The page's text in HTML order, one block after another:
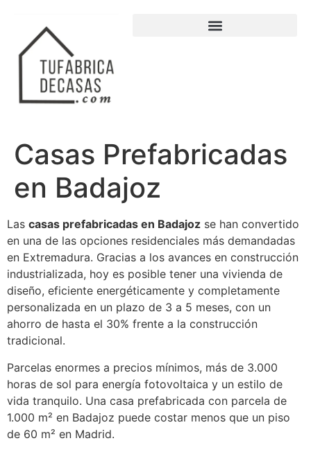
Casas Prefabricadas
en Badajoz
Las casas prefabricadas en Badajoz se han convertido
en una de las opciones residenciales más demandadas
en Extremadura. Gracias a los avances en construcción
industrializada, hoy es posible tener una vivienda de
diseño, eficiente energéticamente y completamente
personalizada en un plazo de 3 a 5 meses, con un
ahorro de hasta el 30% frente a la construcción
tradicional.
Parcelas enormes a precios mínimos, más de 3.000
horas de sol para energía fotovoltaica y un estilo de
vida tranquilo. Una casa prefabricada con parcela de
1.000 m² en Badajoz puede costar menos que un piso
de 60 m² en Madrid.